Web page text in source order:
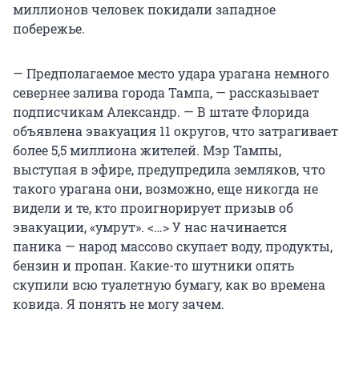
миллионов человек покидали западное
побережье.
— Предполагаемое место удара урагана немного
севернее залива города Тампа, — рассказывает
подписчикам Александр. — В штате Флорида
объявлена эвакуация 11 округов, что затрагивает
более 5,5 миллиона жителей. Мэр Тампы,
выступая в эфире, предупредила земляков, что
такого урагана они, возможно, еще никогда не
видели и те, кто проигнорирует призыв об
эвакуации, «умрут». <…> У нас начинается
паника — народ массово скупает воду, продукты,
бензин и пропан. Какие-то шутники опять
скупили всю туалетную бумагу, как во времена
ковида. Я понять не могу зачем.